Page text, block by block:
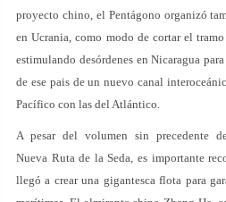
proyecto chino, el Pentágono organizó
en Ucrania, como modo de cortar el
estimulando desórdenes en Nicaragua
de ese pais de un nuevo canal
Pacífico con las del Atlántico.
A pesar del volumen sin precedente
Nueva Ruta de la Seda, es importante
llegó a crear una gigantesca flota para